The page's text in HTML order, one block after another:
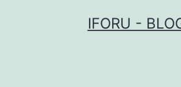
IFORU -